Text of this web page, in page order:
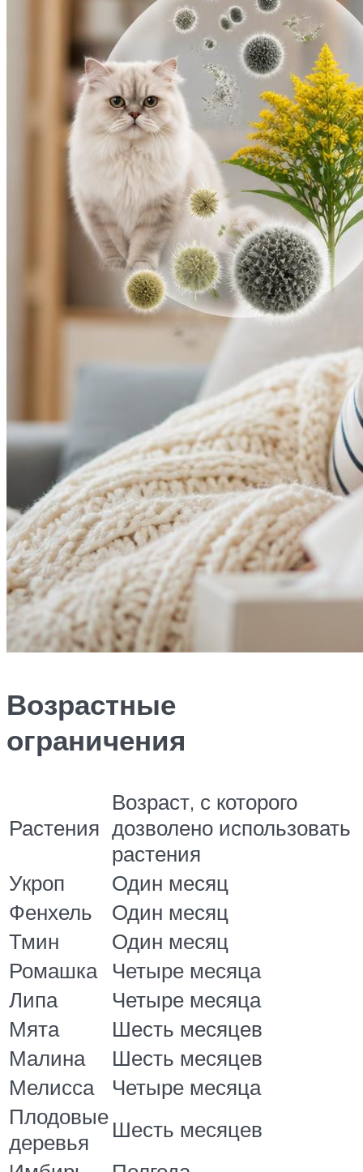
Возрастные
ограничения
Растения
Возраст, с которого
дозволено использовать
растения
Укроп
Один месяц
Фенхель
Один месяц
Тмин
Один месяц
Ромашка
Четыре месяца
Липа
Четыре месяца
Мята
Шесть месяцев
Малина
Шесть месяцев
Мелисса
Четыре месяца
Плодовые
деревья
Шесть месяцев